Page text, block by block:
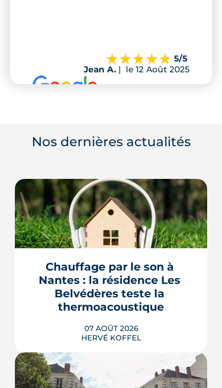
5/5
Jean A. | le 12 Août 2025
Nos dernières actualités
Chauffage par le son à
Nantes : la résidence Les
Belvédères teste la
thermoacoustique
07 AOÛT 2026
HERVÉ KOFFEL